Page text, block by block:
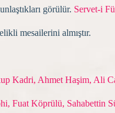
görülür. Servet-i
mesailerini almıştır.
Kad­ri, Ahmet Haşim, Ali
Fuat Köp­rülü, Sahabettin